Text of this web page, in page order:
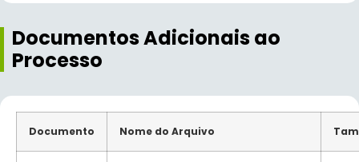
Documentos Adicionais ao
Processo
Documento Nome do Arquivo